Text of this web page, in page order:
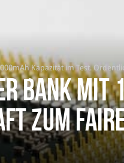
Kapazität im Test.
Bank mit
zum